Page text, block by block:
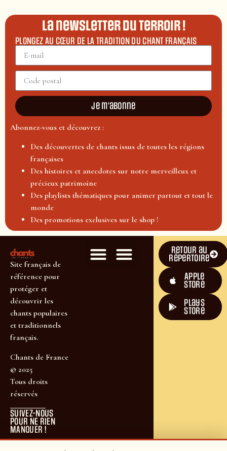
La newsletter du terroir !
PLONGEZ AU CŒUR DE LA TRADITION DU CHANT FRANÇAIS
Je m'abonne
Abonnez-vous et découvrez :
Des découvertes de chants issus de toutes les régions
françaises
Des histoires et anecdotes sur notre merveilleux et
précieux patrimoine
Des playlists thématiques pour animer partout et tout le
monde
Des promotions exclusives sur le shop !
Site français de
référence pour
protéger et
découvrir les
chants populaires
et traditionnels
français.
Chants de France
© 2025
Tous droits
réservés
SUIVEZ-NOUS
POUR NE RIEN
MANQUER !
Retour au
répertoire
Apple
Store
plays
store